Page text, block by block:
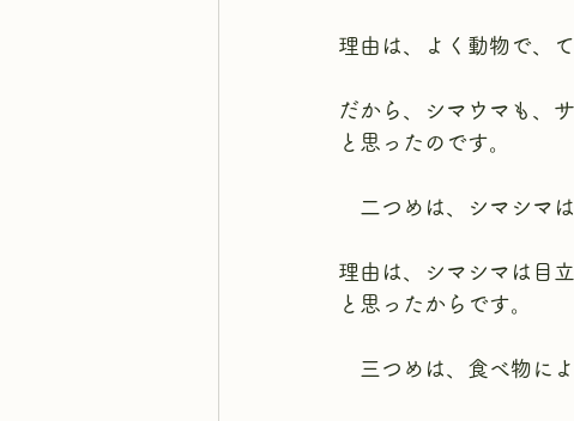
理由は、よく動物で、
だから、シマウマも、
と思ったのです。
二つめは、シマシマは
理由は、シマシマは目
と思ったからです。
三つめは、食べ物によ